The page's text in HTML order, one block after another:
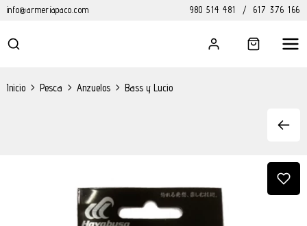
info@armeriapaco.com 980 514 481 / 617 376 166
Inicio > Pesca > Anzuelos > Bass y Lucio